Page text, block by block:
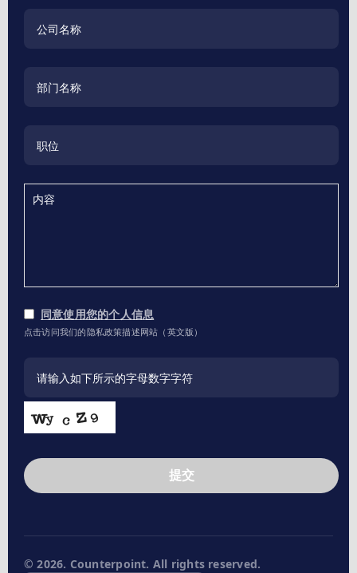
同意使用您的个人信息
点击访问我们的隐私政策描述网站（英文版）
提交
blank
© 2026. Counterpoint. All rights reserved.